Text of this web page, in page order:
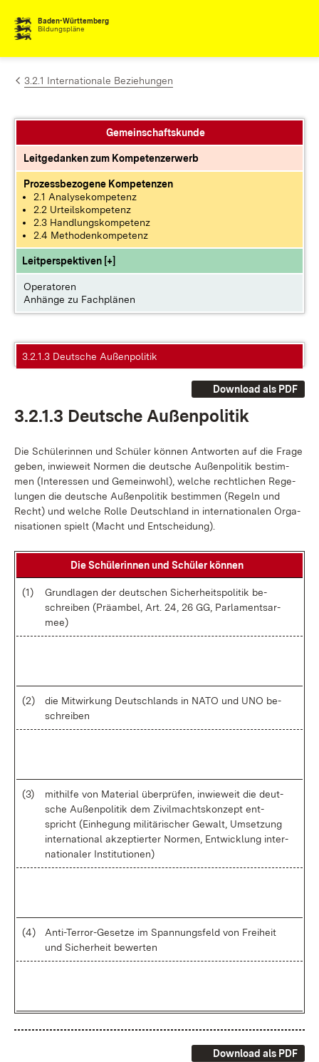
Zum Inhalt springen
Baden-Württemberg
Bildungspläne
3.2.1 Internationale Beziehungen
Gemeinschaftskunde
Leitgedanken zum Kompetenzerwerb
Prozessbezogene Kompetenzen
2.1 Analysekompetenz
2.2 Urteilskompetenz
2.3 Handlungskompetenz
2.4 Methodenkompetenz
Leitperspektiven [+]
Operatoren
Anhänge zu Fachplänen
3.2.1.3 Deutsche Außenpolitik
Download als PDF
3.2.1.3 Deut­sche Au­ßen­po­li­tik
Die Schü­le­rin­nen und Schü­ler kön­nen Ant­wor­ten auf die Fra­ge
ge­ben, in­wie­weit Nor­men die deut­sche Au­ßen­po­li­tik be­stim­
men (In­ter­es­sen und Ge­mein­wohl), wel­che recht­li­chen Re­ge­
lun­gen die deut­sche Au­ßen­po­li­tik be­stim­men (Re­geln und
Recht) und wel­che Rol­le Deutsch­land in in­ter­na­tio­na­len Or­ga­
ni­sa­tio­nen spielt (Macht und Ent­schei­dung).
Die Schü­le­rin­nen und Schü­ler kön­nen
(1)
Grund­la­gen der deut­schen Si­cher­heits­po­li­tik be­
schrei­ben (Prä­am­bel, Art. 24, 26 GG, Par­la­ments­ar­
mee)
(2)
die Mit­wir­kung Deutsch­lands in NA­TO und UNO be­
schrei­ben
(3)
mit­hil­fe von Ma­te­ri­al über­prü­fen, in­wie­weit die deut­
sche Au­ßen­po­li­tik dem Zi­vil­machts­kon­zept ent­
spricht (Ein­he­gung mi­li­tä­ri­scher Ge­walt, Um­set­zung
in­ter­na­tio­nal ak­zep­tier­ter Nor­men, Ent­wick­lung in­ter­
na­tio­na­ler In­sti­tu­tio­nen)
(4)
An­ti-Ter­ror-Ge­set­ze im Span­nungs­feld von Frei­heit
und Si­cher­heit be­wer­ten
Download als PDF